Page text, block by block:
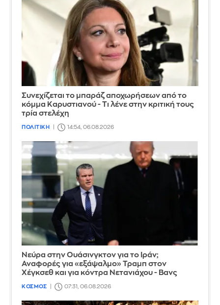
Συνεχίζεται το μπαράζ αποχωρήσεων από το
κόμμα Καρυστιανού - Τι λένε στην κριτική τους
τρία στελέχη
ΠΟΛΙΤΙΚΗ 14:54, 06.08.2026
Νεύρα στην Ουάσινγκτον για το Ιράν;
Αναφορές για «εξάψαλμο» Τραμπ στον
Χέγκσεθ και για κόντρα Νετανιάχου - Βανς
ΚΟΣΜΟΣ 07:31, 06.08.2026